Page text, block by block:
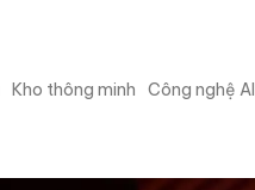
Kho thông minh Công nghệ AI